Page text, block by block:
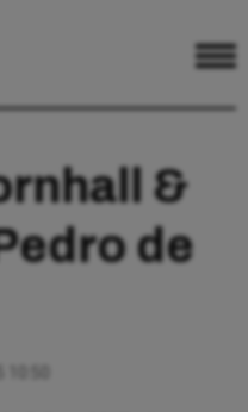
&
de